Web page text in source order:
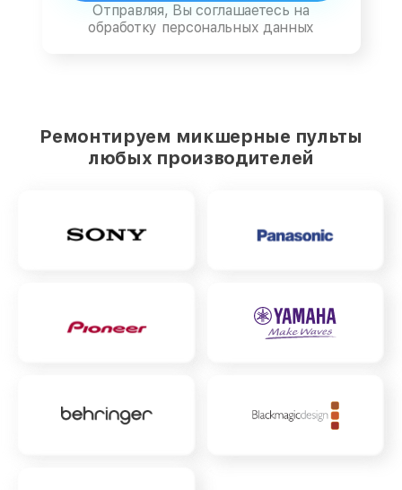
Отправляя, Вы соглашаетесь на
обработку персональных данных
Ремонтируем микшерные пульты
любых производителей